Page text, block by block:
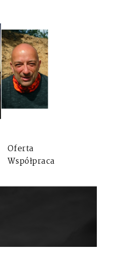
Oferta
Współpraca